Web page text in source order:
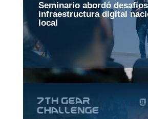
Seminario abordó
infraestructura digital
local